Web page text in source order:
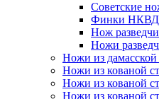
Советские
Финки НКВД
Нож
Ножи
Ножи из дамасской
Ножи из кованой
Ножи из кованой
Ножи из кованой